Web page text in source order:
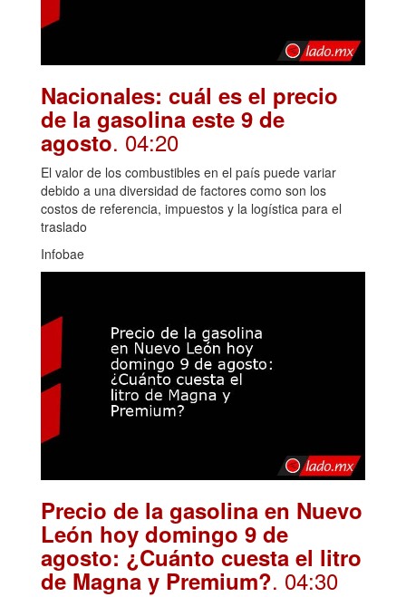
Nacionales: cuál es el precio
de la gasolina este 9 de
agosto. 04:20
El valor de los combustibles en el país puede variar
debido a una diversidad de factores como son los
costos de referencia, impuestos y la logística para el
traslado
Infobae
Precio de la gasolina en Nuevo
León hoy domingo 9 de
agosto: ¿Cuánto cuesta el litro
de Magna y Premium?. 04:30